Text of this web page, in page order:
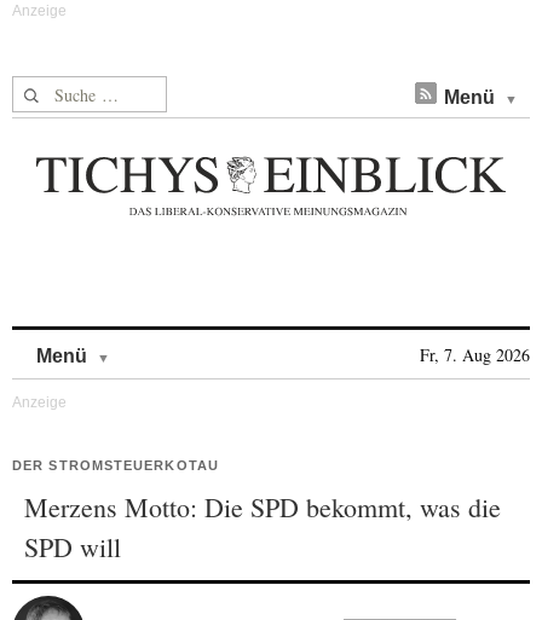
Suche nach: Menü
Menü Fr, 7. Aug 2026
DER STROMSTEUERKOTAU
Merzens Motto: Die SPD bekommt, was die
SPD will